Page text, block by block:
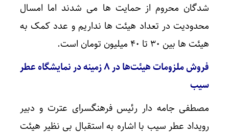
شدگان محروم از حمایت ها می شدند اما امسال
محدودیت در تعداد هیئت ها نداریم و عدد کمک به
هیئت ها بین ۳۰ تا ۴۰ میلیون تومان است.
فروش ملزومات هیئت‌ها در ۸ زمینه در نمایشگاه عطر
سیب
مصطفی جامه دار رئیس فرهنگسرای عترت و دبیر
رویداد عطر سیب با اشاره به استقبال بی نظیر هیئت